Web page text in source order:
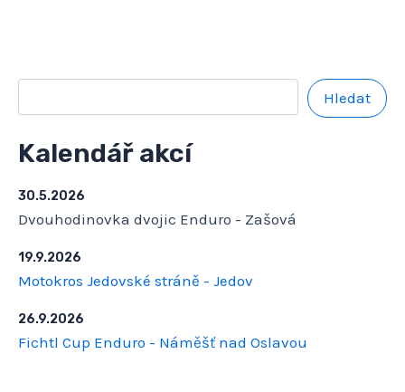
Hledat
Kalendář akcí
30.5.2026
Dvouhodinovka dvojic Enduro - Zašová
19.9.2026
Motokros Jedovské stráně - Jedov
26.9.2026
Fichtl Cup Enduro - Náměšť nad Oslavou